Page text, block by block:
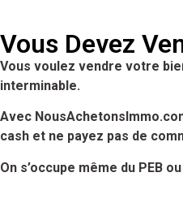
Vous Devez
Vous voulez vendre votre
interminable.
Avec
cash et ne payez pas de
On s’occupe même du PEB